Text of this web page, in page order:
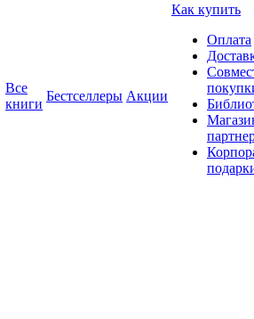
Все
книги
Бестселлеры Акции
Как купить
Оплата